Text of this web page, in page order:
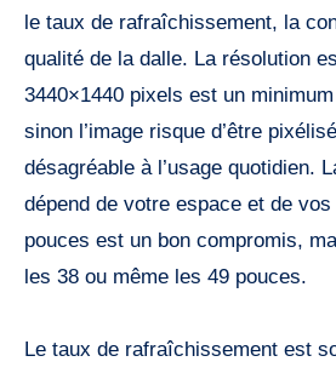
le taux de rafraîchissement, la
qualité de la dalle. La résolution
3440×1440 pixels est un
sinon l’image risque d’être
désagréable à l’usage quotidien.
dépend de votre espace et de
pouces est un bon compromis,
les 38 ou même les 49 pouces.
Le taux de rafraîchissement est